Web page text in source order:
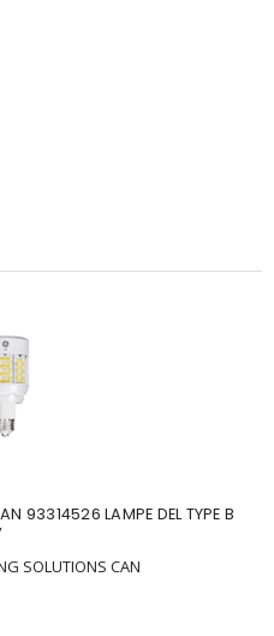
93314526 LAMPE DEL TYPE B
SOLUTIONS CAN